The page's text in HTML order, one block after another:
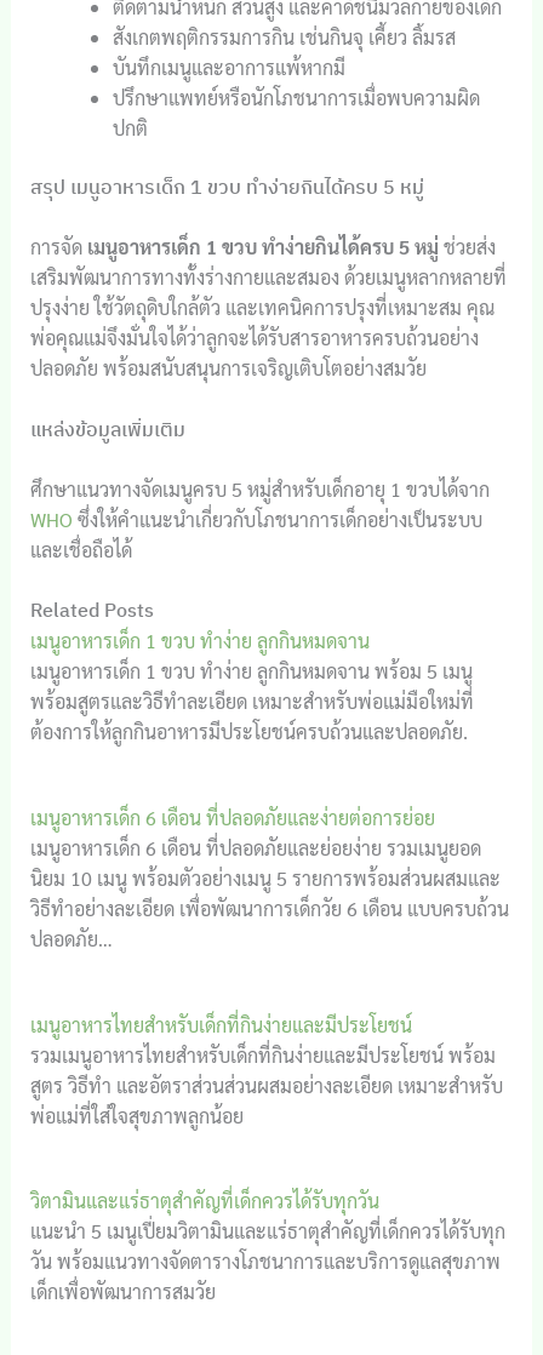
ติดตามน้ำหนัก ส่วนสูง และค่าดัชนีมวลกายของเด็ก
สังเกตพฤติกรรมการกิน เช่นกินจุ เคี้ยว ลิ้มรส
บันทึกเมนูและอาการแพ้หากมี
ปรึกษาแพทย์หรือนักโภชนาการเมื่อพบความผิด
ปกติ
สรุป เมนูอาหารเด็ก 1 ขวบ ทำง่ายกินได้ครบ 5 หมู่
การจัด เมนูอาหารเด็ก 1 ขวบ ทำง่ายกินได้ครบ 5 หมู่ ช่วยส่ง
เสริมพัฒนาการทางทั้งร่างกายและสมอง ด้วยเมนูหลากหลายที่
ปรุงง่าย ใช้วัตถุดิบใกล้ตัว และเทคนิคการปรุงที่เหมาะสม คุณ
พ่อคุณแม่จึงมั่นใจได้ว่าลูกจะได้รับสารอาหารครบถ้วนอย่าง
ปลอดภัย พร้อมสนับสนุนการเจริญเติบโตอย่างสมวัย
แหล่งข้อมูลเพิ่มเติม
ศึกษาแนวทางจัดเมนูครบ 5 หมู่สำหรับเด็กอายุ 1 ขวบได้จาก
WHO ซึ่งให้คำแนะนำเกี่ยวกับโภชนาการเด็กอย่างเป็นระบบ
และเชื่อถือได้
Related Posts
เมนูอาหารเด็ก 1 ขวบ ทำง่าย ลูกกินหมดจาน
เมนูอาหารเด็ก 1 ขวบ ทำง่าย ลูกกินหมดจาน พร้อม 5 เมนู
พร้อมสูตรและวิธีทำละเอียด เหมาะสำหรับพ่อแม่มือใหม่ที่
ต้องการให้ลูกกินอาหารมีประโยชน์ครบถ้วนและปลอดภัย.
เมนูอาหารเด็ก 6 เดือน ที่ปลอดภัยและง่ายต่อการย่อย
เมนูอาหารเด็ก 6 เดือน ที่ปลอดภัยและย่อยง่าย รวมเมนูยอด
นิยม 10 เมนู พร้อมตัวอย่างเมนู 5 รายการพร้อมส่วนผสมและ
วิธีทำอย่างละเอียด เพื่อพัฒนาการเด็กวัย 6 เดือน แบบครบถ้วน
ปลอดภัย…
เมนูอาหารไทยสำหรับเด็กที่กินง่ายและมีประโยชน์
รวมเมนูอาหารไทยสำหรับเด็กที่กินง่ายและมีประโยชน์ พร้อม
สูตร วิธีทำ และอัตราส่วนส่วนผสมอย่างละเอียด เหมาะสำหรับ
พ่อแม่ที่ใส่ใจสุขภาพลูกน้อย
วิตามินและแร่ธาตุสำคัญที่เด็กควรได้รับทุกวัน
แนะนำ 5 เมนูเปี่ยมวิตามินและแร่ธาตุสำคัญที่เด็กควรได้รับทุก
วัน พร้อมแนวทางจัดตารางโภชนาการและบริการดูแลสุขภาพ
เด็กเพื่อพัฒนาการสมวัย